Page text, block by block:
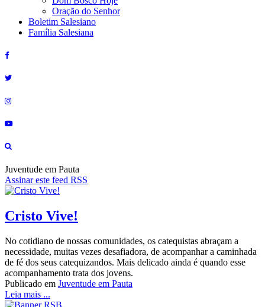
Oração do Senhor
Boletim Salesiano
Família Salesiana
Juventude em Pauta
Assinar este feed RSS
Cristo Vive!
No cotidiano de nossas comunidades, os catequistas abraçam a
necessidade, muitas vezes desafiadora, de acompanhar a caminhada
de fé dos seus catequizandos. Mais delicado ainda é quando esse
acompanhamento trata dos jovens.
Publicado em Juventude em Pauta
Leia mais ...